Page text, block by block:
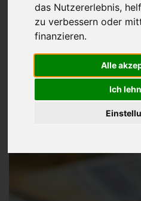
das Nutzererlebnis,
zu verbessern oder
finanzieren.
Alle
Ich
10.08.2005 - 23:59 Uhr
Franz Fischer
Nr.
669
LKW zwingt PKW
Gögglingen
Donnerstag, 11.08.2005